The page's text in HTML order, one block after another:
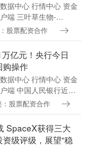
据中心 行情中心 资金
端 三叶草生物-
告，本集团截至2026年
股票配资合作
亿元！央行今日
购操作
据中心 行情中心 资金
端 中国人民银行近日
月6日以固定数量、利
：股票配资合作
SpaceX获得三大
级评级，展望“稳